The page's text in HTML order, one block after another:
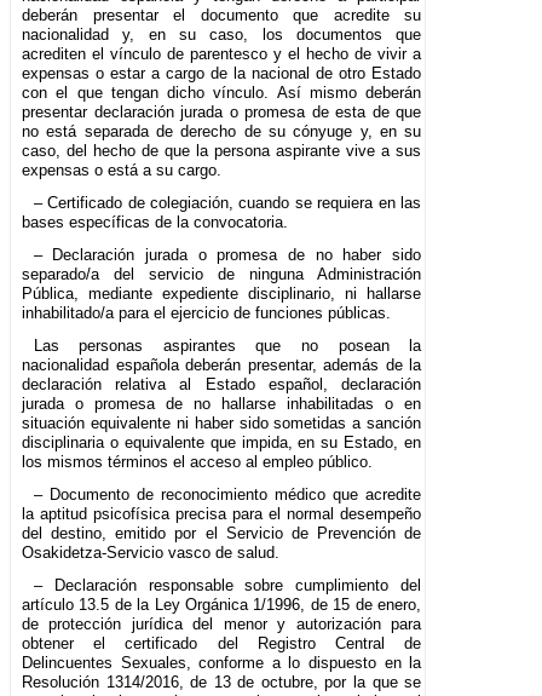
deberán presentar el documento que acredite su
nacionalidad y, en su caso, los documentos que
acrediten el vínculo de parentesco y el hecho de vivir a
expensas o estar a cargo de la nacional de otro Estado
con el que tengan dicho vínculo. Así mismo deberán
presentar declaración jurada o promesa de esta de que
no está separada de derecho de su cónyuge y, en su
caso, del hecho de que la persona aspirante vive a sus
expensas o está a su cargo.
– Certificado de colegiación, cuando se requiera en las
bases específicas de la convocatoria.
– Declaración jurada o promesa de no haber sido
separado/a del servicio de ninguna Administración
Pública, mediante expediente disciplinario, ni hallarse
inhabilitado/a para el ejercicio de funciones públicas.
Las personas aspirantes que no posean la
nacionalidad española deberán presentar, además de la
declaración relativa al Estado español, declaración
jurada o promesa de no hallarse inhabilitadas o en
situación equivalente ni haber sido sometidas a sanción
disciplinaria o equivalente que impida, en su Estado, en
los mismos términos el acceso al empleo público.
– Documento de reconocimiento médico que acredite
la aptitud psicofísica precisa para el normal desempeño
del destino, emitido por el Servicio de Prevención de
Osakidetza-Servicio vasco de salud.
– Declaración responsable sobre cumplimiento del
artículo 13.5 de la Ley Orgánica 1/1996, de 15 de enero,
de protección jurídica del menor y autorización para
obtener el certificado del Registro Central de
Delincuentes Sexuales, conforme a lo dispuesto en la
Resolución 1314/2016, de 13 de octubre, por la que se